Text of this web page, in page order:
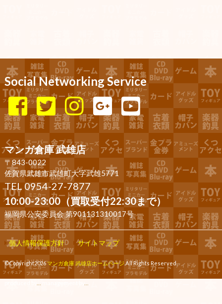
Social Networking Service
マンガ倉庫 武雄店
〒843-0022
佐賀県武雄市武雄町大字武雄5771
TEL 0954-27-7877
10:00-23:00（買取受付22:30まで）
福岡県公安委員会 第901131310017号
個人情報保護方針 サイトマップ
©Copyright2026マンガ倉庫 武雄店ホームページ .All Rights Reserved.